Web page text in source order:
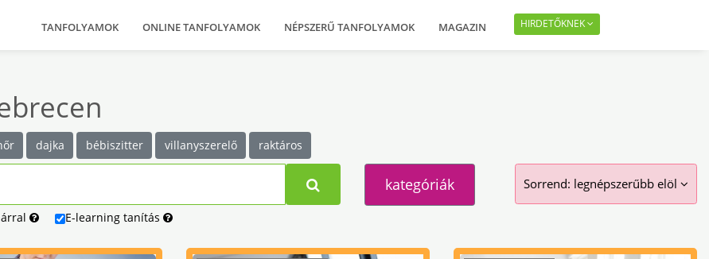
TANFOLYAMOK ONLINE TANFOLYAMOK NÉPSZERŰ TANFOLYAMOK MAGAZIN HIRDETŐKNEK
dajka bébiszitter villanyszerelő raktáros
E-learning tanítás
kategóriák Sorrend: legnépszerűbb elöl